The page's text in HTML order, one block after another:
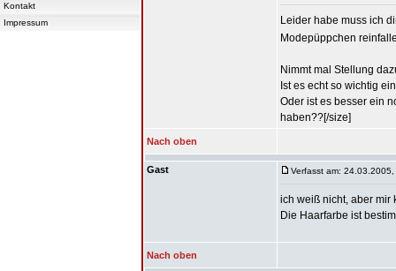
Kontakt
Impressum
Leider habe muss ich
Modepüppchen
Nimmt mal Stellung
Ist es echt so wichtig
Oder ist es besser ein
haben??[/size]
Nach oben
Gast Verfasst am:
ich weiß nicht, aber mir
Die Haarfarbe ist
Nach oben